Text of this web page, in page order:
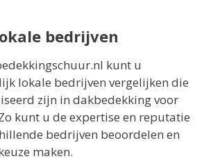
bedrijven
kunt u
lokale bedrijven vergelijken die
zijn in dakbedekking voor
kunt u de expertise en reputatie
bedrijven beoordelen en
maken.